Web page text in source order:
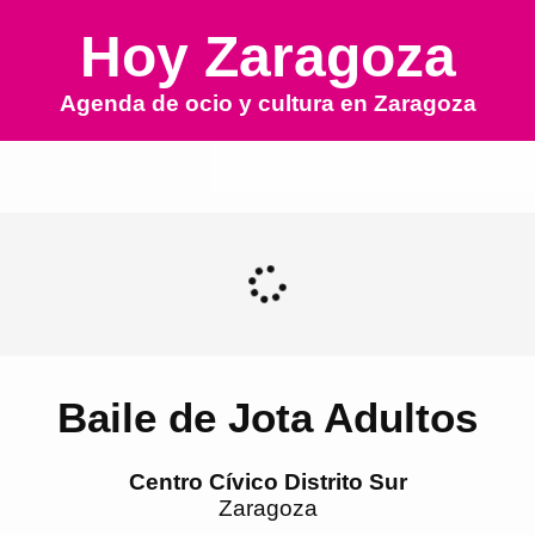
Hoy Zaragoza
Agenda de ocio y cultura en Zaragoza
Baile de Jota Adultos
Centro Cívico Distrito Sur
Zaragoza